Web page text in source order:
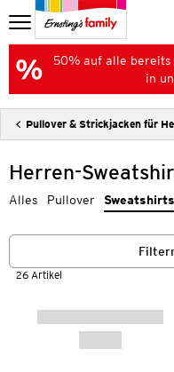
50% auf alle
in
Pullover & Strickjacken für
Herren-
Alles Pullover Sweatshirts
26 Artikel